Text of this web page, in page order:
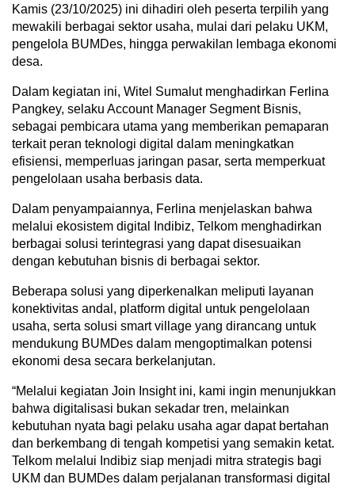
Kamis (23/10/2025) ini dihadiri oleh peserta terpilih yang
mewakili berbagai sektor usaha, mulai dari pelaku UKM,
pengelola BUMDes, hingga perwakilan lembaga ekonomi
desa.
Dalam kegiatan ini, Witel Sumalut menghadirkan Ferlina
Pangkey, selaku Account Manager Segment Bisnis,
sebagai pembicara utama yang memberikan pemaparan
terkait peran teknologi digital dalam meningkatkan
efisiensi, memperluas jaringan pasar, serta memperkuat
pengelolaan usaha berbasis data.
Dalam penyampaiannya, Ferlina menjelaskan bahwa
melalui ekosistem digital Indibiz, Telkom menghadirkan
berbagai solusi terintegrasi yang dapat disesuaikan
dengan kebutuhan bisnis di berbagai sektor.
Beberapa solusi yang diperkenalkan meliputi layanan
konektivitas andal, platform digital untuk pengelolaan
usaha, serta solusi smart village yang dirancang untuk
mendukung BUMDes dalam mengoptimalkan potensi
ekonomi desa secara berkelanjutan.
“Melalui kegiatan Join Insight ini, kami ingin menunjukkan
bahwa digitalisasi bukan sekadar tren, melainkan
kebutuhan nyata bagi pelaku usaha agar dapat bertahan
dan berkembang di tengah kompetisi yang semakin ketat.
Telkom melalui Indibiz siap menjadi mitra strategis bagi
UKM dan BUMDes dalam perjalanan transformasi digital